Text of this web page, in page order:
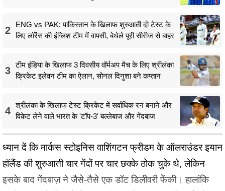
2
ENG vs PAK: पाकिस्तान के खिलाफ शुरुआती दो टेस्ट के
लिए लॉरेंस की इंग्लिश टीम में वापसी, बेथेले पूरी सीरीज से बाहर
3
टीम इंडिया के खिलाफ 3 दिवसीय वॉर्मअप मैच के लिए श्रीलंका
क्रिकेट इलेवन टीम का ऐलान, सोनल दिनुशा बने कप्तान
4
श्रीलंका के खिलाफ टेस्ट क्रिकेट में सर्वाधिक रन बनाने और
विकेट लेने वाले भारत के 'टॉप-3' बल्लेबाज और गेंदबाज
ध्यान दें कि मार्कस स्टोइनिस वाशिंगटन फ्रीडम के ऑलराउंडर इयान
हॉलैंड की शुरुआती चार गेंदों पर चार छक्के ठोक चुके थे, लेकिन
इसके बाद गेंदबाज़ ने जैसे-तैसे एक डॉट डिलीवरी फेंकी। हालांकि